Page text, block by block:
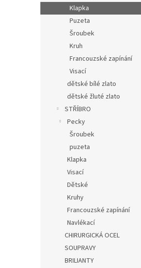
Klapka
Puzeta
Šroubek
Kruh
Francouzské zapínání
Visací
dětské bílé zlato
dětské žluté zlato
STŘÍBRO
Pecky
Šroubek
puzeta
Klapka
Visací
Dětské
Kruhy
Francouzské zapínání
Navlékací
CHIRURGICKÁ OCEL
SOUPRAVY
BRILIANTY